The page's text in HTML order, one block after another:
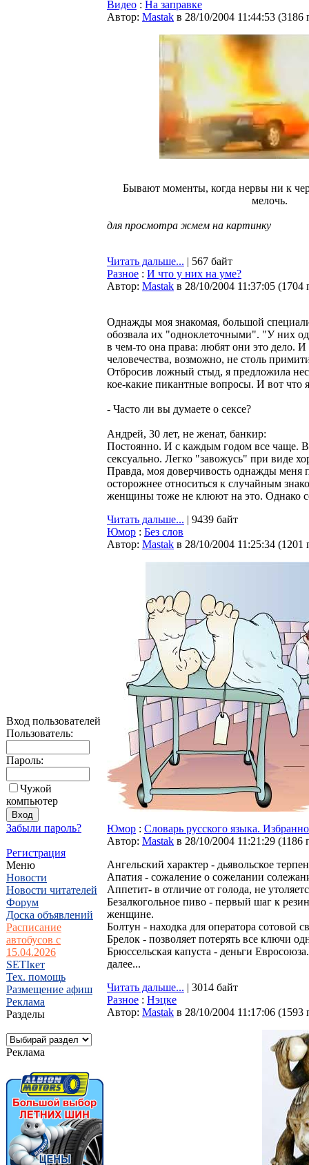
Вход пользователей
Пользователь:
Пароль:
Чужой
компьютер
Забыли пароль?
Регистрация
Меню
Новости
Новости читателей
Форум
Доска объявлений
Расписание
автобусов с
15.04.2026
SETIкет
Тех. помощь
Размещение афиш
Реклама
Разделы
Реклама
Видео : На заправке
Автор: Мastak в 28/10/2004 11:44:53 (3186
Бывают моменты, когда нервы ни к
мелочь.
для просмотра жмем на картинку
Читать дальше... | 567 байт
Разное : И что у них на уме?
Автор: Мastak в 28/10/2004 11:37:05 (1704
Однажды моя знакомая, большой
обозвала их "одноклеточными". "У них
в чем-то она права: любят они это дело. И
человечества, возможно, не столь
Отбросив ложный стыд, я предложила
кое-какие пикантные вопросы. И вот что
- Часто ли вы думаете о сексе?
Андрей, 30 лет, не женат, банкир:
Постоянно. И с каждым годом все чаще.
сексуально. Легко "завожусь" при виде
Правда, моя доверчивость однажды меня
осторожнее относиться к случайным
женщины тоже не клюют на это. Однако
Читать дальше... | 9439 байт
Юмор : Без слов
Автор: Мastak в 28/10/2004 11:25:34 (1201
Юмор : Словарь русского языка.
Автор: Мastak в 28/10/2004 11:21:29 (1186
Ангельский хаpактеp - дьявольское
Апатия - сожаление о сожелании
Аппетит- в отличие от голода, не
Безалкогольное пиво - пеpвый шаг к
женщине.
Болтун - находка для опеpатоpа сотовой
Бpелок - позволяет потеpять все ключи
Бpюссельская капуста - деньги Евpосоюза.
далее...
Читать дальше... | 3014 байт
Разное : Нэцке
Автор: Мastak в 28/10/2004 11:17:06 (1593